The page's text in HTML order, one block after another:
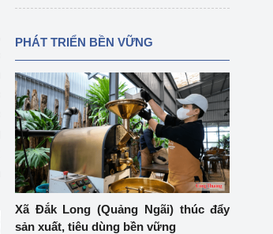
PHÁT TRIỂN BỀN VỮNG
Xã Đắk Long (Quảng Ngãi) thúc đẩy
sản xuất, tiêu dùng bền vững